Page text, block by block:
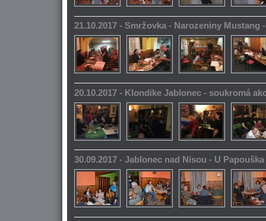
21.10.2017 - Smržovka - Narozeniny Mustang
20.10.2017 - Klondike Jablonec - soukromá
30.09.2017 - Jablonec nad Nisou - U